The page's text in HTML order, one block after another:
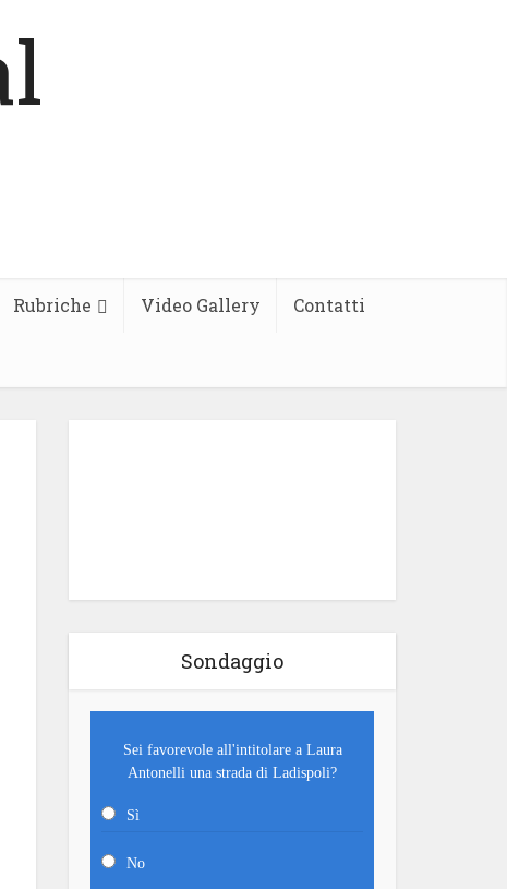
Rubriche Video Gallery Contatti
Sondaggio
Sei favorevole all'intitolare a Laura
Antonelli una strada di Ladispoli?
Sì
No